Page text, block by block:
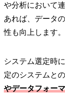
や分析において
あれば、データ
性も向上します。
システム選定時
定のシステムと
やデータフォー